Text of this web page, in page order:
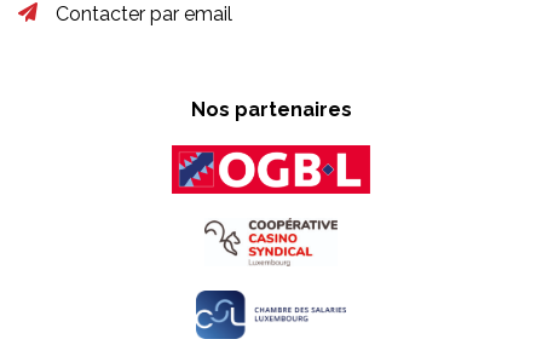
Contacter par email
Nos partenaires